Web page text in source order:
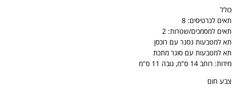
כולל
תאים לכרטיסים: 8
תאים למסמכים/שטרות: 2
תא למטבעות נסגר עם רוכסן
תא למטבעות עם סוגר מתכת
מידות: רוחב 14 ס"מ, גובה 11 ס"מ
צבע חום